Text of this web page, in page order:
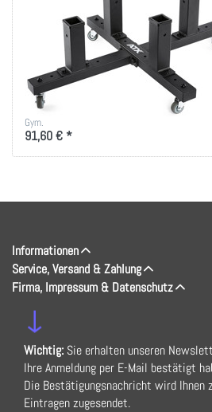
ATX® Option
Storage Rack für
Optionen
4-fach Storage - für alle ATX -
Optionen. Bringt Ordnung in Ihr
Gym.
91,60 € *
Informationen
Service, Versand & Zahlung
Firma, Impressum & Datenschutz
↓
Wichtig: Sie erhalten unseren
Ihre Anmeldung per E-Mail bestätigt
Die Bestätigungsnachricht wird Ihnen
Eintragen zugesendet.